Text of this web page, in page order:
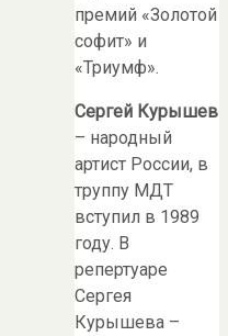
премий «Золотой
софит» и
«Триумф».
Сергей Курышев
– народный
артист России, в
труппу МДТ
вступил в 1989
году. В
репертуаре
Сергея
Курышева –